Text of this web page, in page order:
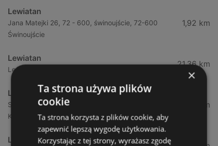
Lewiatan
Jana Matejki 26, 72 - 600, świnoujście, 72-600
Świnoujście
1,92 km
Lewiatan
Leśna 11, 72 - 514, wisełka, 72-513 Wisełka
21,36 km
Lewiatan
Strzelecka 12f, 72 - 400, kamień pomorski, 72-400
Kamień Pomorski
34,13 km
Lewiatan
×
Ta strona używa plików
cookie
Ta strona korzysta z plików cookie, aby
zapewnić lepszą wygodę użytkowania.
Korzystając z tej strony, wyrażasz zgodę